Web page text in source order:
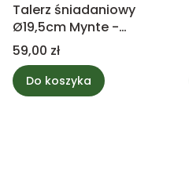
Talerz śniadaniowy
Ø19,5cm Mynte -
Wheat Straw
Cena
59,00 zł
Do koszyka